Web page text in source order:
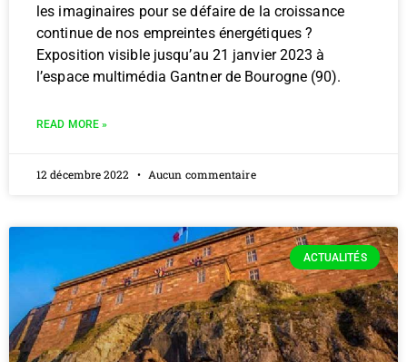
les imaginaires pour se défaire de la croissance
continue de nos empreintes énergétiques ?
Exposition visible jusqu’au 21 janvier 2023 à
l’espace multimédia Gantner de Bourogne (90).
READ MORE »
12 décembre 2022 Aucun commentaire
ACTUALITÉS